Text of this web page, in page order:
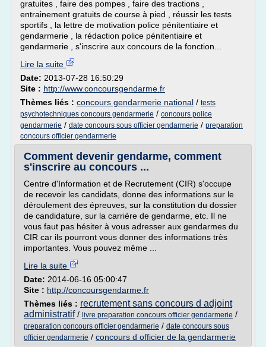
gratuites , faire des pompes , faire des tractions ,
entrainement gratuits de course à pied , réussir les tests
sportifs , la lettre de motivation police pénitentiaire et
gendarmerie , la rédaction police pénitentiaire et
gendarmerie , s'inscrire aux concours de la fonction...
Lire la suite
Date: 2013-07-28 16:50:29
Site : http://www.concoursgendarme.fr
Thèmes liés : concours gendarmerie national / tests
psychotechniques concours gendarmerie / concours police
gendarmerie / date concours sous officier gendarmerie / preparation
concours officier gendarmerie
Comment devenir gendarme, comment
s'inscrire au concours ...
Centre d'Information et de Recrutement (CIR) s'occupe
de recevoir les candidats, donne des informations sur le
déroulement des épreuves, sur la constitution du dossier
de candidature, sur la carrière de gendarme, etc. Il ne
vous faut pas hésiter à vous adresser aux gendarmes du
CIR car ils pourront vous donner des informations très
importantes. Vous pouvez même ...
Lire la suite
Date: 2014-06-16 05:00:47
Site : http://concoursgendarme.fr
Thèmes liés : recrutement sans concours d adjoint
administratif/ livre preparation concours officier gendarmerie /
preparation concours officier gendarmerie / date concours sous
officier gendarmerie / concours d officier de la gendarmerie